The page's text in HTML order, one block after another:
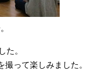
た。
って楽しみました。